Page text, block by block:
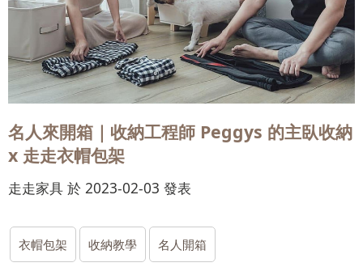
名人來開箱｜收納工程師 Peggys 的主臥收納
x 走走衣帽包架
走走家具 於 2023-02-03 發表
衣帽包架 收納教學 名人開箱